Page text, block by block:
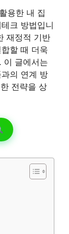
용한 내 집
크 방법입니
재정적 기반
할 때 더욱
이 글에서는
의 연계 방
전략을 상